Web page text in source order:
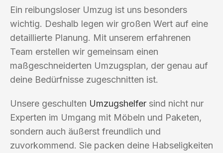
Ein reibungsloser Umzug ist uns besonders
wichtig. Deshalb legen wir großen Wert auf eine
detaillierte Planung. Mit unserem erfahrenen
Team erstellen wir gemeinsam einen
maßgeschneiderten Umzugsplan, der genau auf
deine Bedürfnisse zugeschnitten ist.
Unsere geschulten Umzugshelfer sind nicht nur
Experten im Umgang mit Möbeln und Paketen,
sondern auch äußerst freundlich und
zuvorkommend. Sie packen deine Habseligkeiten